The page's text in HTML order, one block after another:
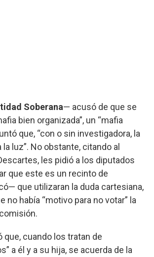
Soberana— acusó de que se
bien organizada”, un “mafia
que, “con o sin investigadora, la
luz”. No obstante, citando al
les pidió a los diputados
que este es un recinto de
que utilizaran la duda cartesiana,
no había “motivo para no votar” la
que, cuando los tratan de
a él y a su hija, se acuerda de la